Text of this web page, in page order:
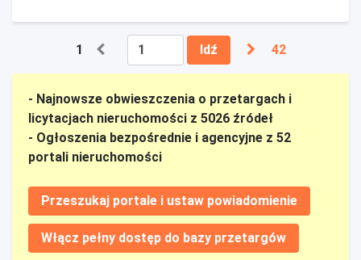
1 Idź 42
- Najnowsze obwieszczenia o przetargach i
licytacjach nieruchomości z 5026 źródeł
- Ogłoszenia bezpośrednie i agencyjne z 52
portali nieruchomości
Przeszukaj portale i ustaw powiadomienie
Włącz pełny dostęp do bazy przetargów